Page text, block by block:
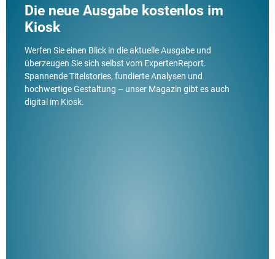
Die neue Ausgabe kostenlos im
Kiosk
Werfen Sie einen Blick in die aktuelle Ausgabe und
überzeugen Sie sich selbst vom ExpertenReport.
Spannende Titelstories, fundierte Analysen und
hochwertige Gestaltung – unser Magazin gibt es auch
digital im Kiosk.